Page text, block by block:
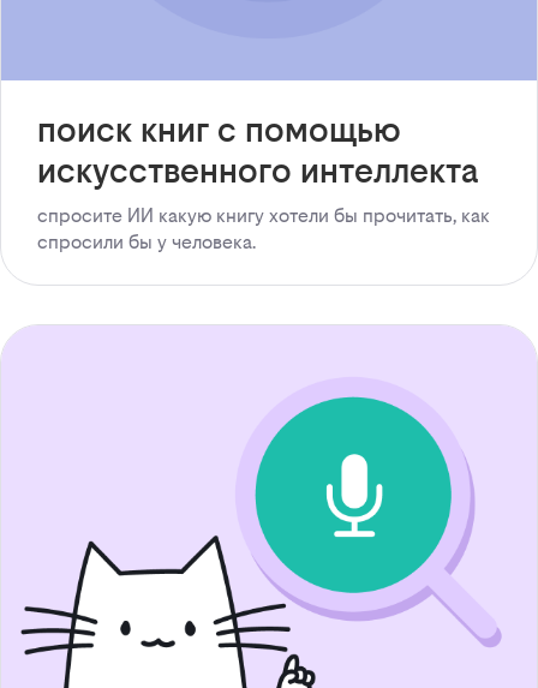
поиск книг с помощью
искусственного интеллекта
спросите ИИ какую книгу хотели бы прочитать, как
спросили бы у человека.